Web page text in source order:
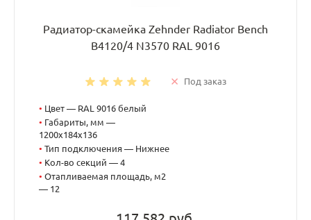
Радиатор-скамейка Zehnder Radiator Bench
B4120/4 N3570 RAL 9016
Под заказ
• Цвет — RAL 9016 белый
• Габариты, мм —
1200x184x136
• Тип подключения — Нижнее
• Кол-во секций — 4
• Отапливаемая площадь, м2
— 12